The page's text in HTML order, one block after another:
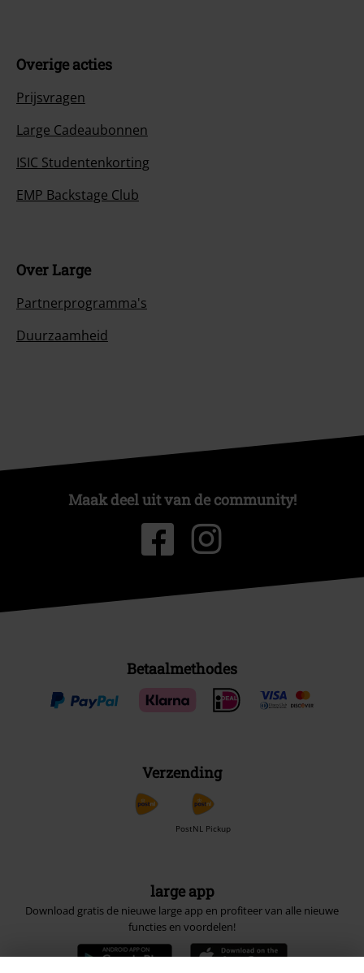
Overige acties
Prijsvragen
Large Cadeaubonnen
ISIC Studentenkorting
EMP Backstage Club
Over Large
Partnerprogramma's
Duurzaamheid
Maak deel uit van de community!
Betaalmethodes
Verzending
PostNL Pickup
large app
Download gratis de nieuwe large app en profiteer van alle nieuwe
functies en voordelen!